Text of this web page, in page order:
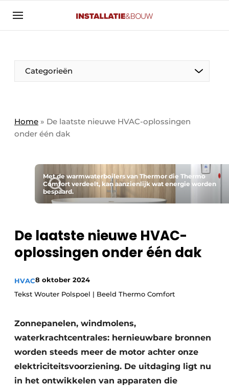
Aanmelden
Banner overzicht
BedrijvenAanmeldenBedankt voor de aanmelding
Contact
Evenement aanmelden
Nieuwsbrief
Podcasts
Vacature aanmelden
Vacatures
Video’s
Categorieën
Panelgesprek
Sanitair
Ventilatie
Warmtepompen
Home » De laatste nieuwe HVAC-oplossingen
onder één dak
Met de warmwaterboilers van Thermor die Thermo
Comfort verdeelt, kan aanzienlijk wat energie worden
bespaard.
De laatste nieuwe HVAC-
oplossingen onder één dak
HVAC8 oktober 2024
Tekst Wouter Polspoel | Beeld Thermo Comfort
Zonnepanelen, windmolens,
waterkrachtcentrales: hernieuwbare bronnen
worden steeds meer de motor achter onze
elektriciteits­voorziening. De uitdaging ligt nu
in het ontwikkelen van apparaten die